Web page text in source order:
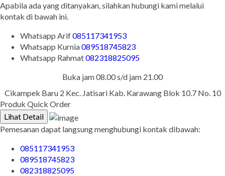
Apabila ada yang ditanyakan, silahkan hubungi kami melalui
kontak di bawah ini.
Whatsapp Arif085117341953
Whatsapp Kurnia089518745823
Whatsapp Rahmat082318825095
Buka jam 08.00 s/d jam 21.00
Cikampek Baru 2 Kec. Jatisari Kab. Karawang Blok 10.7 No. 10
Produk Quick Order
Lihat Detail
Pemesanan dapat langsung menghubungi kontak dibawah:
085117341953
089518745823
082318825095